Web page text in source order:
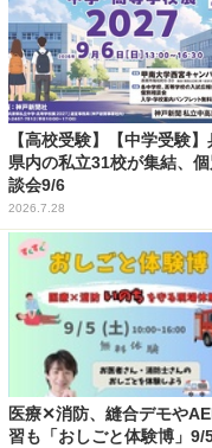
【高校受験】【中学受験】
県内の私立31校が集結、
談会9/6
2026.7.28
医療✕消防、縫合デモや
習も「おしごと体験博」9/